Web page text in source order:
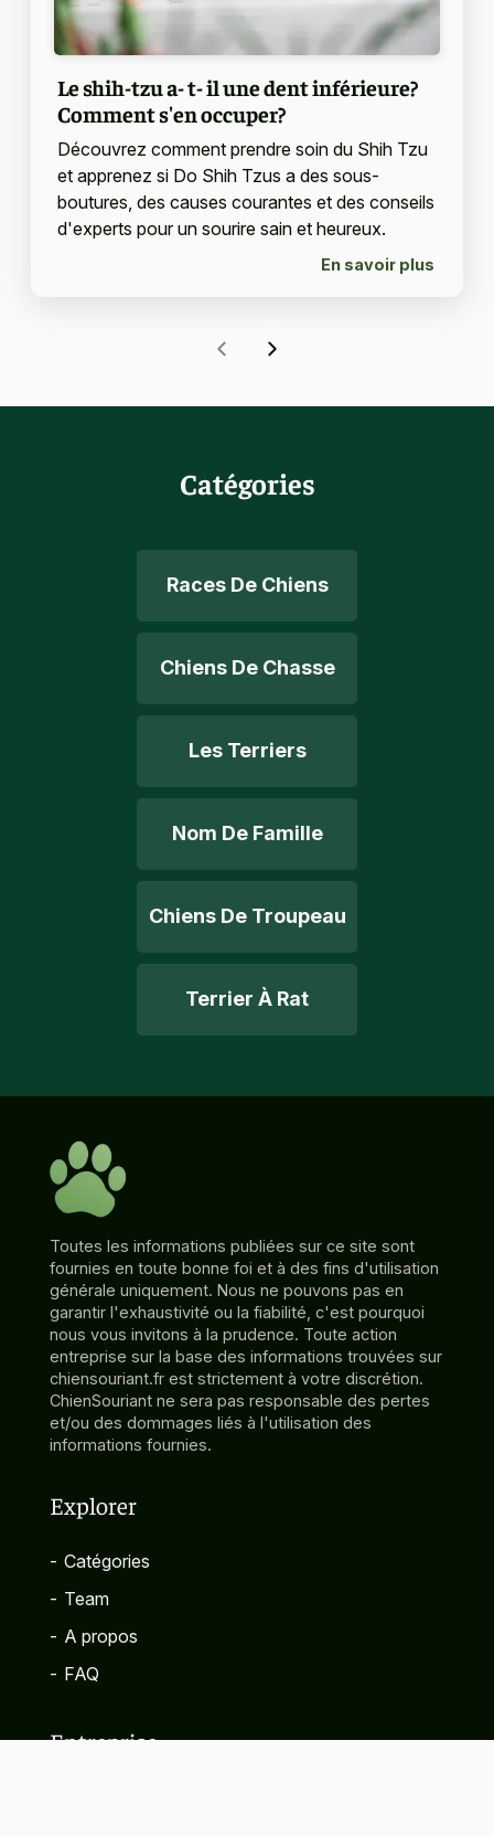
Le shih-tzu a- t- il une dent inférieure?
Comment s'en occuper?
Découvrez comment prendre soin du Shih Tzu
et apprenez si Do Shih Tzus a des sous-
boutures, des causes courantes et des conseils
d'experts pour un sourire sain et heureux.
En savoir plus
Catégories
Races De Chiens
Chiens De Chasse
Les Terriers
Nom De Famille
Chiens De Troupeau
Terrier À Rat
Toutes les informations publiées sur ce site sont
fournies en toute bonne foi et à des fins d'utilisation
générale uniquement. Nous ne pouvons pas en
garantir l'exhaustivité ou la fiabilité, c'est pourquoi
nous vous invitons à la prudence. Toute action
entreprise sur la base des informations trouvées sur
chiensouriant.fr est strictement à votre discrétion.
ChienSouriant ne sera pas responsable des pertes
et/ou des dommages liés à l'utilisation des
informations fournies.
Explorer
- Catégories
- Team
- A propos
- FAQ
Entreprise